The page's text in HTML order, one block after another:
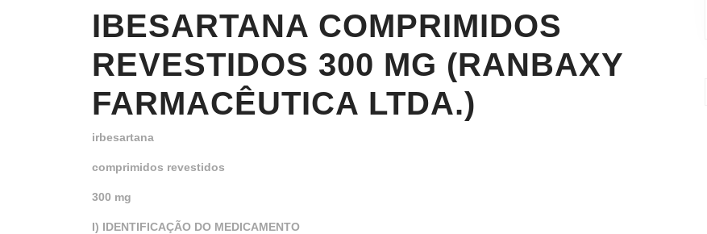
IBESARTANA COMPRIMIDOS
REVESTIDOS 300 MG (RANBAXY
FARMACÊUTICA LTDA.)
irbesartana
comprimidos revestidos
300 mg
I) IDENTIFICAÇÃO DO MEDICAMENTO